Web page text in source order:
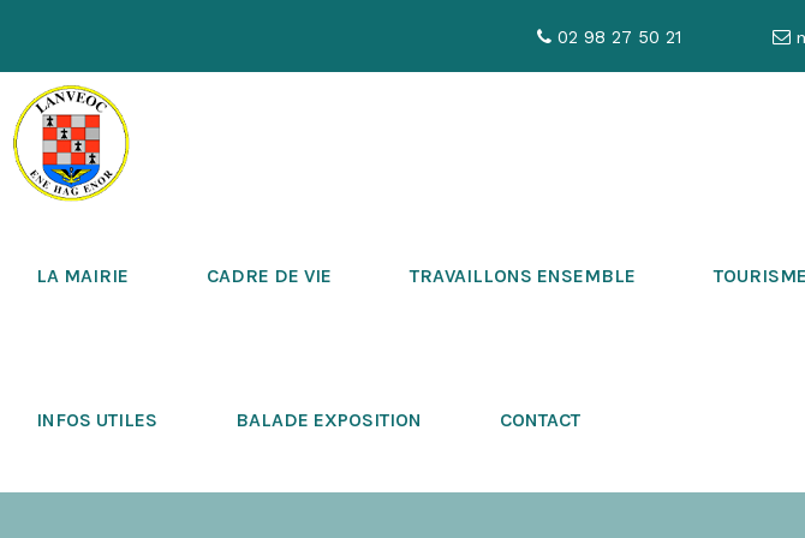
02 98 27 50 21
LA MAIRIE CADRE DE VIE TRAVAILLONS ENSEMBLE TOURISME
INFOS UTILES BALADE EXPOSITION CONTACT